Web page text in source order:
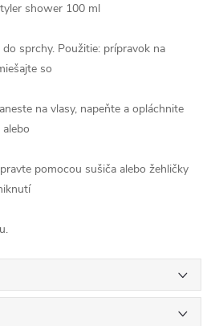
shower 100 ml
sprchy. Použitie: prípravok na
so
na vlasy, napeňte a opláchnite
pomocou sušiča alebo žehličky